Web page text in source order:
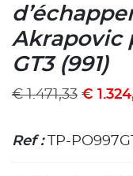
Akrapovic
GT3 (991)
€1.471,33 €
Ref : TP-